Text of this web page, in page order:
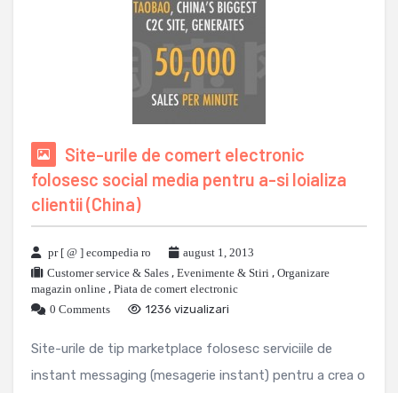
Site-urile de comert electronic
folosesc social media pentru a-si loializa
clientii (China)
pr [ @ ] ecompedia ro
august 1, 2013
Customer service & Sales , Evenimente & Stiri , Organizare
magazin online , Piata de comert electronic
0 Comments
1236 vizualizari
Site-urile de tip marketplace folosesc serviciile de
instant messaging (mesagerie instant) pentru a crea o